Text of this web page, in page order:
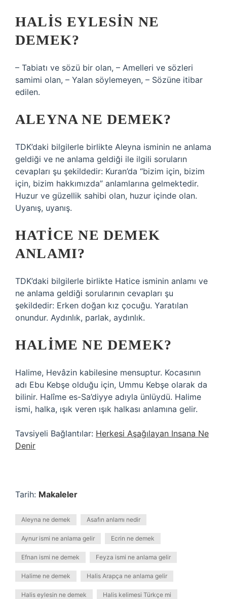
HALIS EYLESIN NE
DEMEK?
– Tabiatı ve sözü bir olan, – Amelleri ve sözleri
samimi olan, – Yalan söylemeyen, – Sözüne itibar
edilen.
ALEYNA NE DEMEK?
TDK’daki bilgilerle birlikte Aleyna isminin ne anlama
geldiği ve ne anlama geldiği ile ilgili soruların
cevapları şu şekildedir: Kuran’da “bizim için, bizim
için, bizim hakkımızda” anlamlarına gelmektedir.
Huzur ve güzellik sahibi olan, huzur içinde olan.
Uyanış, uyanış.
HATICE NE DEMEK
ANLAMI?
TDK’daki bilgilerle birlikte Hatice isminin anlamı ve
ne anlama geldiği sorularının cevapları şu
şekildedir: Erken doğan kız çocuğu. Yaratılan
onundur. Aydınlık, parlak, aydınlık.
HALIME NE DEMEK?
Halime, Hevâzin kabilesine mensuptur. Kocasının
adı Ebu Kebşe olduğu için, Ummu Kebşe olarak da
bilinir. Halîme es-Sa’diyye adıyla ünlüydü. Halime
ismi, halka, ışık veren ışık halkası anlamına gelir.
Tavsiyeli Bağlantılar: Herkesi Aşağılayan Insana Ne
Denir
Tarih: Makaleler
Aleyna ne demek Asafın anlamı nedir
Aynur ismi ne anlama gelir Ecrin ne demek
Efnan ismi ne demek Feyza ismi ne anlama gelir
Halime ne demek Halis Arapça ne anlama gelir
Halis eylesin ne demek Halis kelimesi Türkçe mi